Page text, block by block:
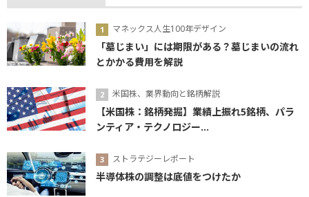
マネックス人生100年デザイン
「墓じまい」には期限がある？墓じまいの流れ
とかかる費用を解説
米国株、業界動向と銘柄解説
【米国株：銘柄発掘】業績上振れ5銘柄、パラ
ンティア・テクノロジー...
ストラテジーレポート
半導体株の調整は底値をつけたか